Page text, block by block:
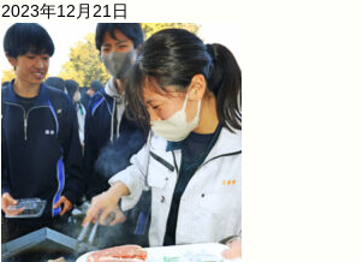
2023年12月21日